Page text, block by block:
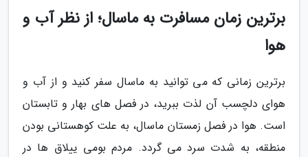
برترین زمان مسافرت به ماسال؛ از نظر آب و
هوا
برترین زمانی که می توانید به ماسال سفر کنید و از آب و
هوای دلچسب آن لذت ببرید، در فصل های بهار و تابستان
است. هوا در فصل زمستان ماسال، به علت کوهستانی بودن
منطقه، به شدت سرد می گردد. مردم بومی ییلاق ها در